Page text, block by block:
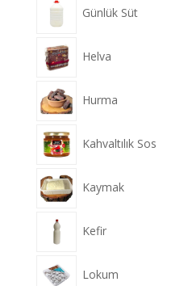
Günlük Süt
Helva
Hurma
Kahvaltılık Sos
Kaymak
Kefir
Lokum